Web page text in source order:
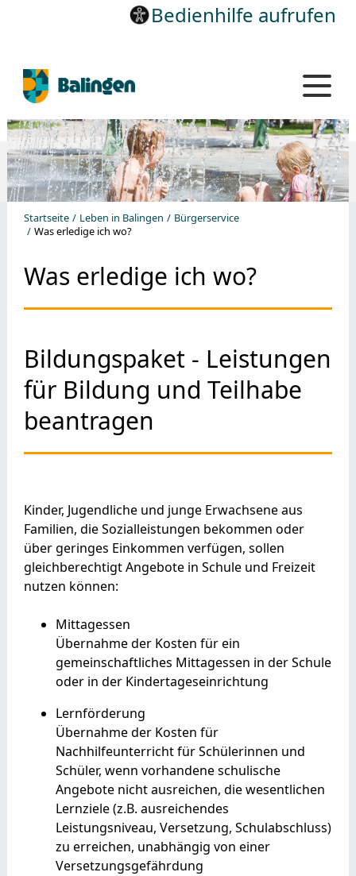
Bedienhilfe aufrufen
Startseite Leben in Balingen
Bürgerservice
Was erledige ich wo?
Was erledige ich wo?
Bildungspaket - Leistungen
für Bildung und Teilhabe
beantragen
Kinder, Jugendliche und junge Erwachsene aus
Familien, die Sozialleistungen bekommen oder
über geringes Einkommen verfügen, sollen
gleichberechtigt Angebote in Schule und Freizeit
nutzen können:
Mittagessen
Übernahme der Kosten für ein
gemeinschaftliches Mittagessen in der Schule
oder in der Kindertageseinrichtung
Lernförderung
Übernahme der Kosten für
Nachhilfeunterricht für Schülerinnen und
Schüler, wenn vorhandene schulische
Angebote nicht ausreichen, die wesentlichen
Lernziele (z.B. ausreichendes
Leistungsniveau, Versetzung, Schulabschluss)
zu erreichen, unabhängig von einer
Versetzungsgefährdung